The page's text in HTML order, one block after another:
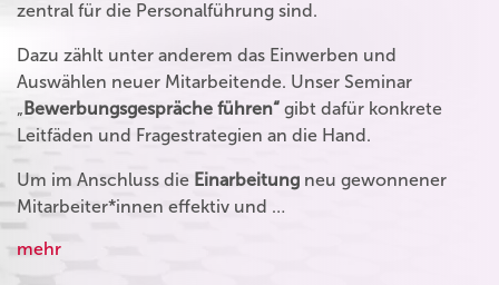
zentral für die Personalführung sind.
Dazu zählt unter anderem das Einwerben und
Auswählen neuer Mitarbeitende. Unser Seminar
„Bewerbungsgespräche führen“ gibt dafür konkrete
Leitfäden und Fragestrategien an die Hand.
Um im Anschluss die Einarbeitung neu gewonnener
Mitarbeiter*innen effektiv und …
mehr